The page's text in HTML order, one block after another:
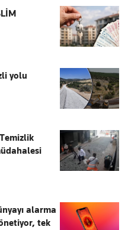
yolu
alarma
tek